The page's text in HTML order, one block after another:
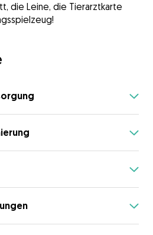
die Leine, die Tierarztkarte